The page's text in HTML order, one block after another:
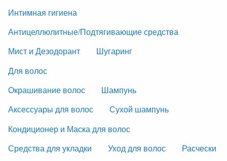
Интимная гигиена
Антицеллюлитные/Подтягивающие средства
Мист и Дезодорант
Шугаринг
Для волос
Окрашивание волос
Шампунь
Аксессуары для волос
Сухой шампунь
Кондиционер и Маска для волос
Средства для укладки
Уход для волос
Расчески